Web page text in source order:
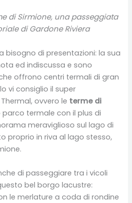
di Sirmione, una passeggiata
di Gardone Riviera
bisogno di presentazioni: la sua
ed indiscussa e sono
offrono centri termali di gran
vi consiglio il super
ovvero le terme di
parco termale con il plus di
meraviglioso sul lago di
proprio in riva al lago stesso,
di passeggiare tra i vicoli
bel borgo lacustre:
le merlature a coda di rondine